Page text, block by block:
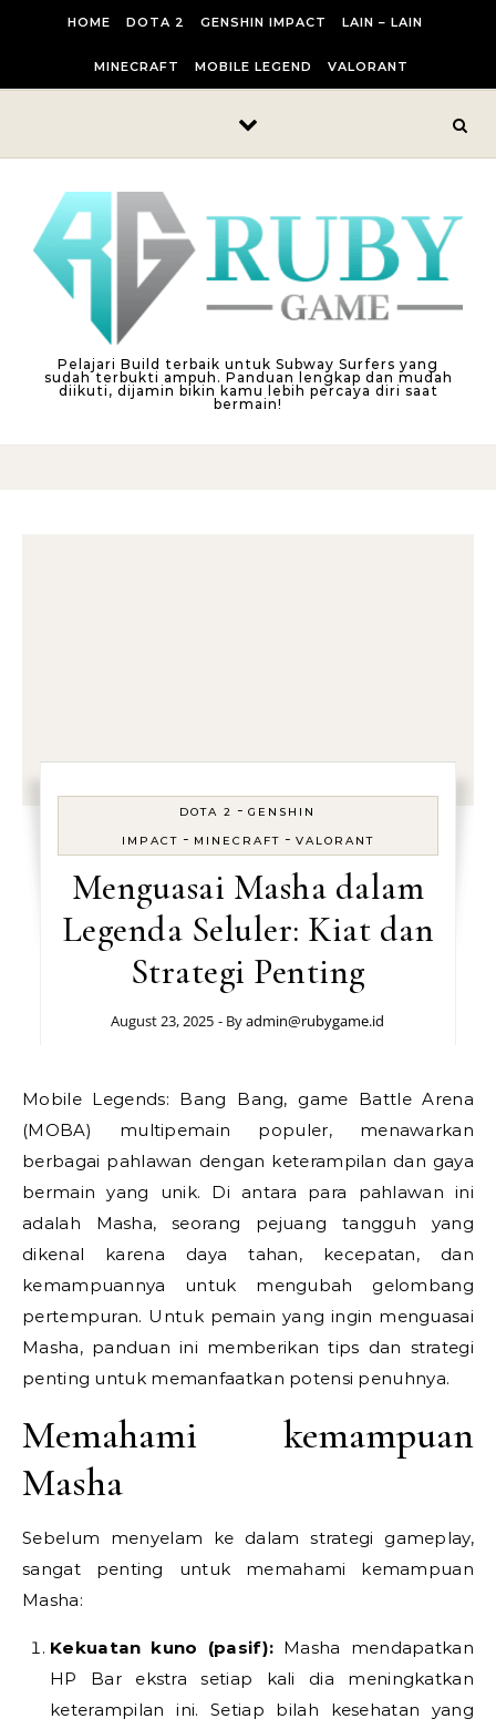
HOME DOTA 2 GENSHIN IMPACT LAIN – LAIN
MINECRAFT MOBILE LEGEND VALORANT
Pelajari Build terbaik untuk Subway Surfers yang
sudah terbukti ampuh. Panduan lengkap dan mudah
diikuti, dijamin bikin kamu lebih percaya diri saat
bermain!
DOTA 2 -GENSHIN
IMPACT - MINECRAFT - VALORANT
Menguasai Masha dalam
Legenda Seluler: Kiat dan
Strategi Penting
August 23, 2025 - Byadmin@rubygame.id
Mobile Legends: Bang Bang, game Battle Arena
(MOBA) multipemain populer, menawarkan
berbagai pahlawan dengan keterampilan dan gaya
bermain yang unik. Di antara para pahlawan ini
adalah Masha, seorang pejuang tangguh yang
dikenal karena daya tahan, kecepatan, dan
kemampuannya untuk mengubah gelombang
pertempuran. Untuk pemain yang ingin menguasai
Masha, panduan ini memberikan tips dan strategi
penting untuk memanfaatkan potensi penuhnya.
Memahami kemampuan
Masha
Sebelum menyelam ke dalam strategi gameplay,
sangat penting untuk memahami kemampuan
Masha:
Kekuatan kuno (pasif): Masha mendapatkan
HP Bar ekstra setiap kali dia meningkatkan
keterampilan ini. Setiap bilah kesehatan yang